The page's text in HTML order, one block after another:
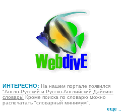
ИНТЕРЕСНО: На нашем портале появился
"Англо-Русский и Русско-Английский Дайвинг
словарь! Кроме поиска по словарю можно
распечатать "словарный минимум".
еще ...